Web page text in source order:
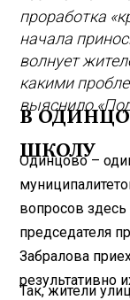
проработка
начала
волнует
какими
выяснило
В
ШКОЛУ
Одинцово –
вопросов
председателя
Забралова
результативно
Так, жители